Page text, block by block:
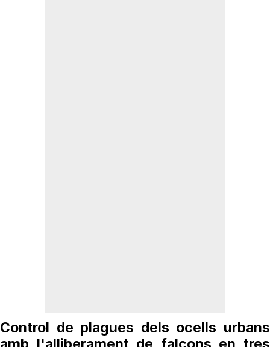
Control de plagues dels ocells urbans